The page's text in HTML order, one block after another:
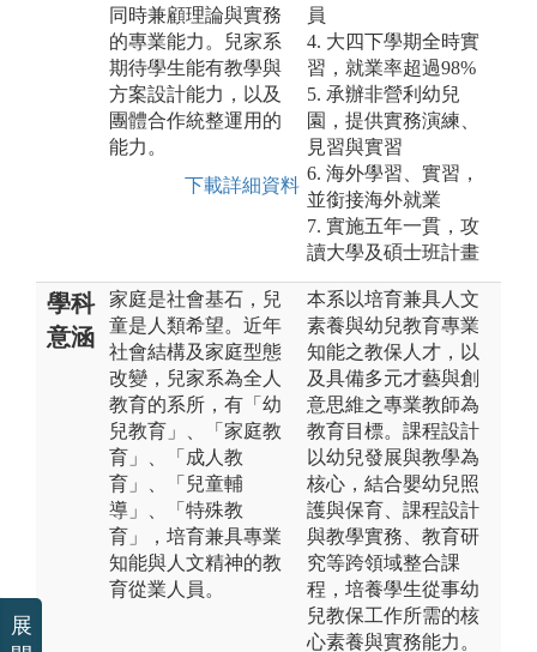
同時兼顧理論與實務
的專業能力。兒家系
期待學生能有教學與
方案設計能力，以及
團體合作統整運用的
能力。
下載詳細資料
員
4. 大四下學期全時實
習，就業率超過98%
5. 承辦非營利幼兒
園，提供實務演練、
見習與實習
6. 海外學習、實習，
並銜接海外就業
7. 實施五年一貫，攻
讀大學及碩士班計畫
學科
意涵
家庭是社會基石，兒
童是人類希望。近年
社會結構及家庭型態
改變，兒家系為全人
教育的系所，有「幼
兒教育」、「家庭教
育」、「成人教
育」、「兒童輔
導」、「特殊教
育」，培育兼具專業
知能與人文精神的教
育從業人員。
本系以培育兼具人文
素養與幼兒教育專業
知能之教保人才，以
及具備多元才藝與創
意思維之專業教師為
教育目標。課程設計
以幼兒發展與教學為
核心，結合嬰幼兒照
護與保育、課程設計
與教學實務、教育研
究等跨領域整合課
程，培養學生從事幼
兒教保工作所需的核
心素養與實務能力。
展